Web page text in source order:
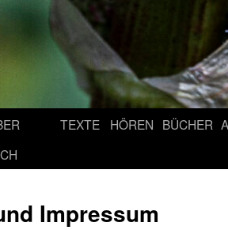
TEXTE HÖREN BÜCHER
Impressum